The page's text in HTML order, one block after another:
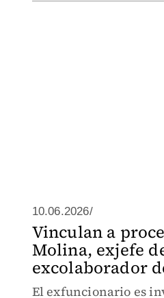
10.06.2026/
Vinculan a
Molina, exjefe
excolaborador
El exfuncionario es